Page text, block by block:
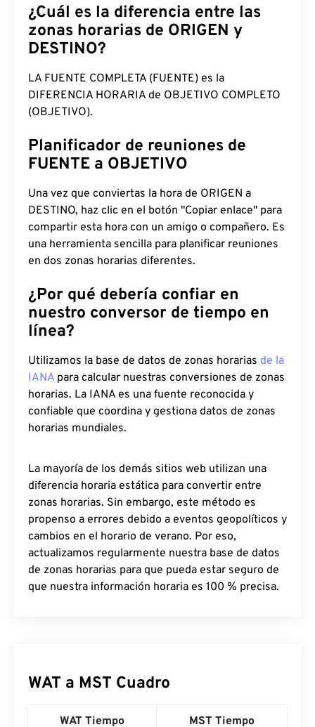
¿Cuál es la diferencia entre las
zonas horarias de ORIGEN y
DESTINO?
LA FUENTE COMPLETA (FUENTE) es la
DIFERENCIA HORARIA de OBJETIVO COMPLETO
(OBJETIVO).
Planificador de reuniones de
FUENTE a OBJETIVO
Una vez que conviertas la hora de ORIGEN a
DESTINO, haz clic en el botón "Copiar enlace" para
compartir esta hora con un amigo o compañero. Es
una herramienta sencilla para planificar reuniones
en dos zonas horarias diferentes.
¿Por qué debería confiar en
nuestro conversor de tiempo en
línea?
Utilizamos la base de datos de zonas horarias de la
IANA para calcular nuestras conversiones de zonas
horarias. La IANA es una fuente reconocida y
confiable que coordina y gestiona datos de zonas
horarias mundiales.
La mayoría de los demás sitios web utilizan una
diferencia horaria estática para convertir entre
zonas horarias. Sin embargo, este método es
propenso a errores debido a eventos geopolíticos y
cambios en el horario de verano. Por eso,
actualizamos regularmente nuestra base de datos
de zonas horarias para que pueda estar seguro de
que nuestra información horaria es 100 % precisa.
WAT a MST Cuadro
WAT Tiempo MST Tiempo